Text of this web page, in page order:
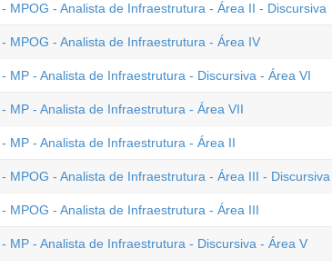
MPOG - Analista de Infraestrutura - Área II - Discursiva
MPOG - Analista de Infraestrutura - Área IV
MP - Analista de Infraestrutura - Discursiva - Área VI
MP - Analista de Infraestrutura - Área VII
MP - Analista de Infraestrutura - Área II
MPOG - Analista de Infraestrutura - Área III - Discursiva
MPOG - Analista de Infraestrutura - Área III
MP - Analista de Infraestrutura - Discursiva - Área V